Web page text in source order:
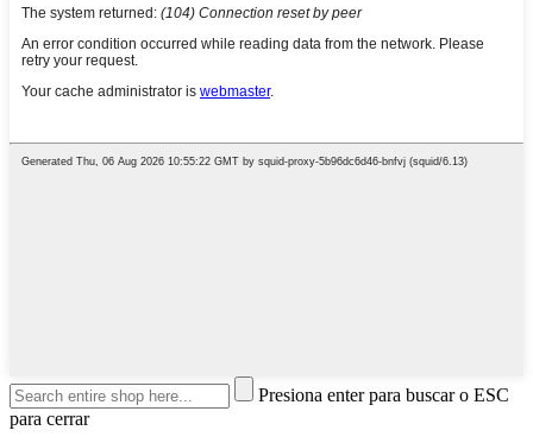
Presiona enter para buscar o ESC
para cerrar